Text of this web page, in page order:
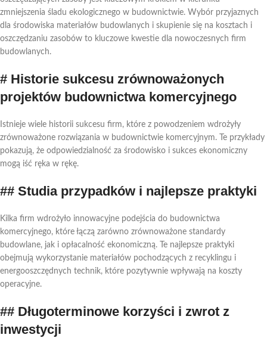
zmniejszenia śladu ekologicznego w budownictwie. Wybór przyjaznych
dla środowiska materiałów budowlanych i skupienie się na kosztach i
oszczędzaniu zasobów to kluczowe kwestie dla nowoczesnych firm
budowlanych.
# Historie sukcesu zrównoważonych
projektów budownictwa komercyjnego
Istnieje wiele historii sukcesu firm, które z powodzeniem wdrożyły
zrównoważone rozwiązania w budownictwie komercyjnym. Te przykłady
pokazują, że odpowiedzialność za środowisko i sukces ekonomiczny
mogą iść ręka w rękę.
## Studia przypadków i najlepsze praktyki
Kilka firm wdrożyło innowacyjne podejścia do budownictwa
komercyjnego, które łączą zarówno zrównoważone standardy
budowlane, jak i opłacalność ekonomiczną. Te najlepsze praktyki
obejmują wykorzystanie materiałów pochodzących z recyklingu i
energooszczędnych technik, które pozytywnie wpływają na koszty
operacyjne.
## Długoterminowe korzyści i zwrot z
inwestycji